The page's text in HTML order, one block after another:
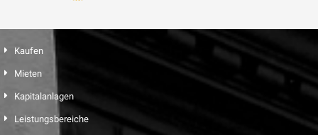
Kaufen
Mieten
Kapitalanlagen
Leistungsbereiche